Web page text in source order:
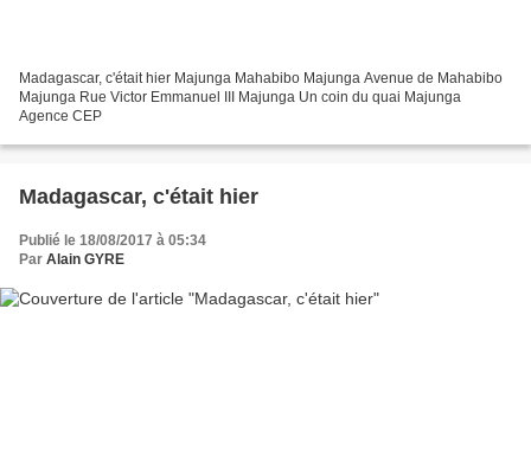
Madagascar, c'était hier Majunga Mahabibo Majunga Avenue de Mahabibo
Majunga Rue Victor Emmanuel III Majunga Un coin du quai Majunga
Agence CEP
Madagascar, c'était hier
Publié le 18/08/2017 à 05:34
Par Alain GYRE